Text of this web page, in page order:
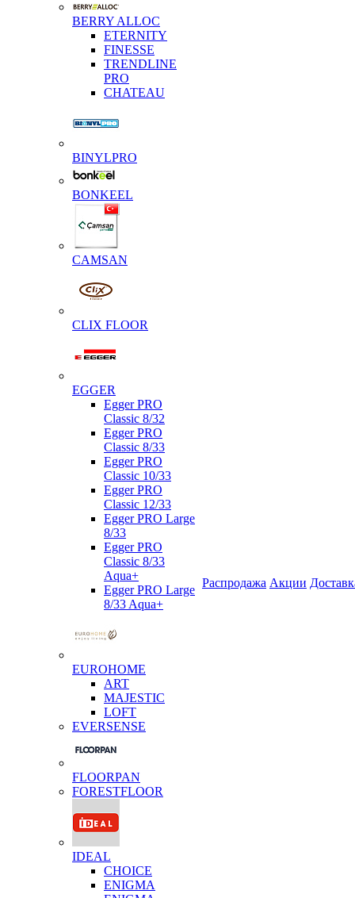
BERRY ALLOC
ETERNITY
FINESSE
TRENDLINE
PRO
CHATEAU
BINYLPRO
BONKEEL
CAMSAN
CLIX FLOOR
EGGER
Egger PRO
Classic 8/32
Egger PRO
Classic 8/33
Egger PRO
Classic 10/33
Egger PRO
Classic 12/33
Egger PRO Large
8/33
Egger PRO
Classic 8/33
Aqua+
Egger PRO Large
8/33 Aqua+
EUROHOME
ART
MAJESTIC
LOFT
EVERSENSE
FLOORPAN
FORESTFLOOR
IDEAL
CHOICE
ENIGMA
Распродажа Акции